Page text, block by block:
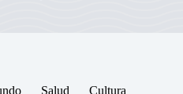
Salud
Cultura